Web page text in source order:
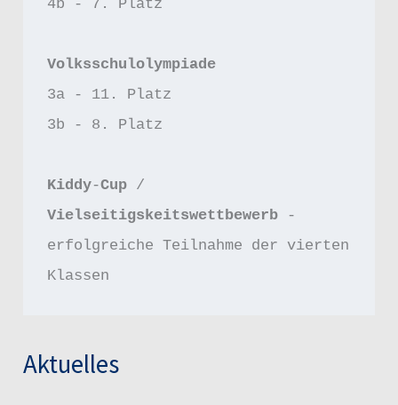
4b - 7. Platz
Volksschulolympiade
3a - 11. Platz
3b - 8. Platz
Kiddy-Cup
Vielseitigskeitswettbewerb -
erfolgreiche Teilnahme der vierten
Klassen
Aktuelles